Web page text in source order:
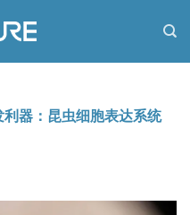
器：昆虫细胞表达系统